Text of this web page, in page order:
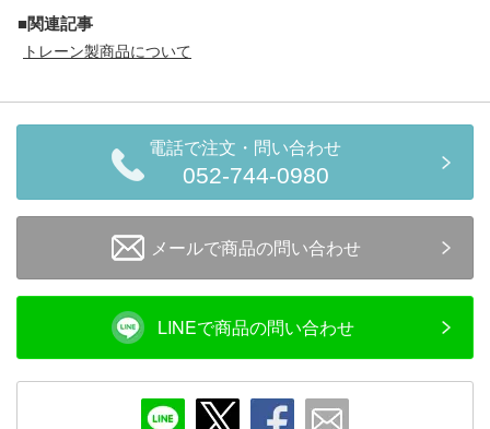
メルマガ登録
ご注文方法
ログイン/マイページ
お気に入りリスト
■関連記事
トレーン製商品について
電話で注文・問い合わせ
052-744-0980
メールで商品の問い合わせ
LINEで商品の問い合わせ